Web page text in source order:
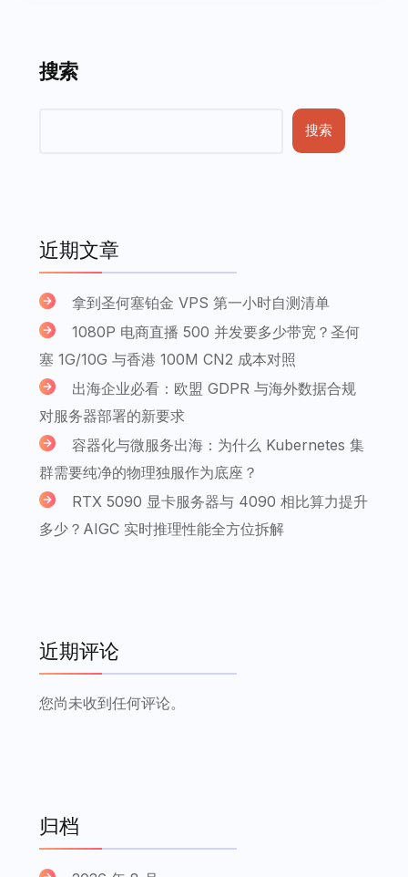
搜索
搜索
近期文章
拿到圣何塞铂金 VPS 第一小时自测清单
1080P 电商直播 500 并发要多少带宽？圣何
塞 1G/10G 与香港 100M CN2 成本对照
出海企业必看：欧盟 GDPR 与海外数据合规
对服务器部署的新要求
容器化与微服务出海：为什么 Kubernetes 集
群需要纯净的物理独服作为底座？
RTX 5090 显卡服务器与 4090 相比算力提升
多少？AIGC 实时推理性能全方位拆解
近期评论
您尚未收到任何评论。
归档